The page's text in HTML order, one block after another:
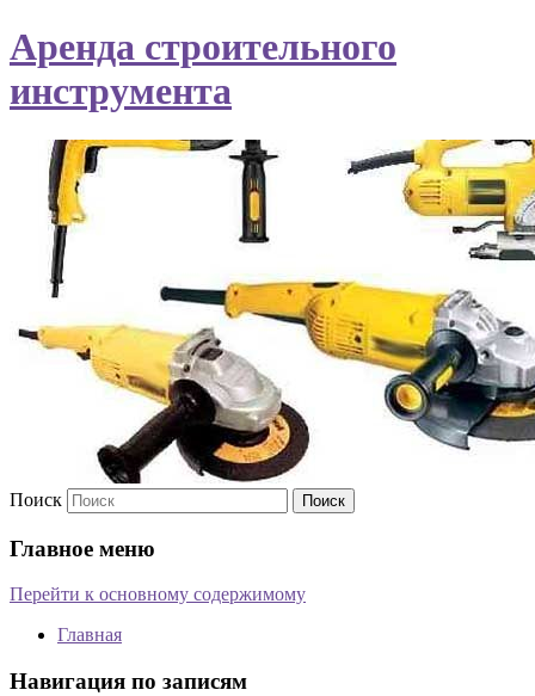
Аренда строительного
инструмента
Поиск
Главное меню
Перейти к основному содержимому
Главная
Навигация по записям